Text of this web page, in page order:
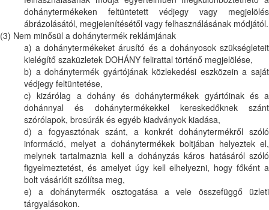
dohánytermékeken feltüntetett védjegy vagy megjelölés
ábrázolásától, megjelenítésétől vagy felhasználásának módjától.
(3) Nem minősül a dohánytermék reklámjának
a) a dohánytermékeket árusító és a dohányosok szükségleteit
kielégítő szaküzletek DOHÁNY felirattal történő megjelölése,
b) a dohánytermék gyártójának közlekedési eszközein a saját
védjegy feltüntetése,
c) kizárólag a dohány és dohánytermékek gyártóinak és a
dohánnyal és dohánytermékekkel kereskedőknek szánt
szórólapok, brosúrák és egyéb kiadványok kiadása,
d) a fogyasztónak szánt, a konkrét dohánytermékről szóló
információ, melyet a dohánytermékek boltjában helyeztek el,
melynek tartalmaznia kell a dohányzás káros hatásáról szóló
figyelmeztetést, és amelyet úgy kell elhelyezni, hogy főként a
bolt vásárlóit szólítsa meg,
e) a dohánytermék osztogatása a vele összefüggő üzleti
tárgyalásokon.